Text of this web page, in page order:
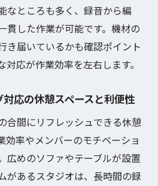
なところも多く、録音から編
貫した作業が可能です。機材の
き届いているかも確認ポイント
応が作業効率を左右します。
応の休憩スペースと利便性
合間にリフレッシュできる休憩
効率やメンバーのモチベーショ
広めのソファやテーブルが設置
があるスタジオは、長時間の録